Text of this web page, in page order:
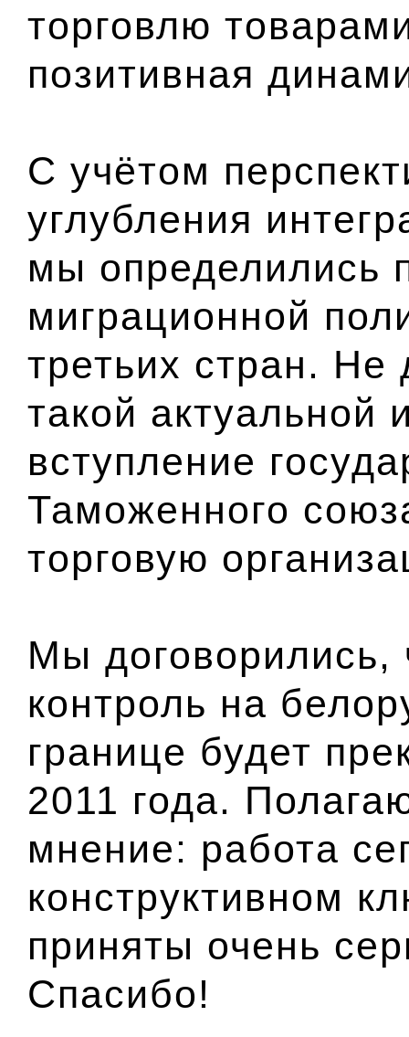
торговлю
позитивная
С учётом
углубления
мы определились
миграционной
третьих стран. Не
такой актуальной
вступление
Таможенного
торговую
Мы договорились,
контроль на
границе будет
2011 года.
мнение: работа
конструктивном
приняты очень
Спасибо!